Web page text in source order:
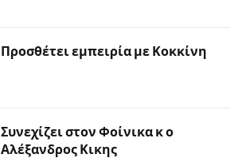
Προσθέτει εμπειρία με Κοκκίνη
Συνεχίζει στον Φοίνικα κ ο
Αλέξανδρος Κικης